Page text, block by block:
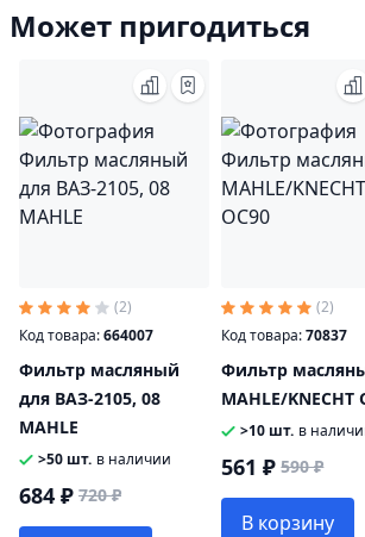
Может пригодиться
(2)
Код товара:664007
Фильтр масляный
для ВАЗ-2105, 08
MAHLE
>50 шт. в наличии
684 ₽ 720 ₽
(2)
Код товара:70837
Фильтр
MAHLE/KNECHT
>10 шт. в
561 ₽ 590 ₽
В корзину